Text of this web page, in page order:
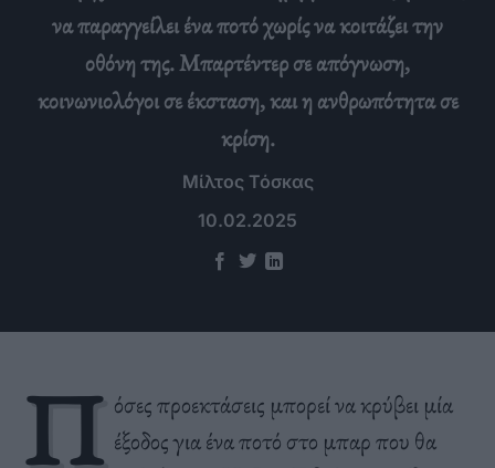
να παραγγείλει ένα ποτό χωρίς να κοιτάζει την
οθόνη της. Μπαρτέντερ σε απόγνωση,
κοινωνιολόγοι σε έκσταση, και η ανθρωπότητα σε
κρίση.
Μίλτος Τόσκας
10.02.2025
Π όσες προεκτάσεις μπορεί να κρύβει μία
έξοδος για ένα ποτό στο μπαρ που θα